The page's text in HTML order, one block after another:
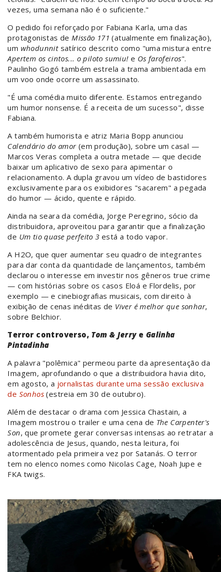
vezes, uma semana não é o suficiente."
O pedido foi reforçado por Fabiana Karla, uma das
protagonistas deMissão 171(atualmente em finalização),
um whodunnit satírico descrito como "uma mistura entre
Apertem os cintos... o piloto sumiu! e Os farofeiros".
Paulinho Gogó também estrela a trama ambientada em
um voo onde ocorre um assassinato.
"É uma comédia muito diferente. Estamos entregando
um humor nonsense. É a receita de um sucesso", disse
Fabiana.
A também humorista e atriz Maria Bopp anunciou
Calendário do amor (em produção), sobre um casal —
Marcos Veras completa a outra metade — que decide
baixar um aplicativo de sexo para apimentar o
relacionamento. A dupla gravou um vídeo de bastidores
exclusivamente para os exibidores "sacarem" a pegada
do humor — ácido, quente e rápido.
Ainda na seara da comédia, Jorge Peregrino, sócio da
distribuidora, aproveitou para garantir que a finalização
de Um tio quase perfeito 3está a todo vapor.
A H2O, que quer aumentar seu quadro de integrantes
para dar conta da quantidade de lançamentos, também
declarou o interesse em investir nos gêneros true crime
— com histórias sobre os casos Eloá e Flordelis, por
exemplo — e cinebiografias musicais, com direito à
exibição de cenas inéditas de Viver é melhor que sonhar,
sobre Belchior.
Terror controverso, Tom & Jerry e Galinha
Pintadinha
A palavra "polêmica" permeou parte da apresentação da
Imagem, aprofundando o que a distribuidora havia dito,
em agosto, a jornalistas durante uma sessão exclusiva
de Sonhos (estreia em 30 de outubro).
Além de destacar o drama com Jessica Chastain, a
Imagem mostrou o trailer e uma cena de The Carpenter's
Son, que promete gerar conversas intensas ao retratar a
adolescência de Jesus, quando, nesta leitura, foi
atormentado pela primeira vez por Satanás. O terror
tem no elenco nomes como Nicolas Cage, Noah Jupe e
FKA twigs.